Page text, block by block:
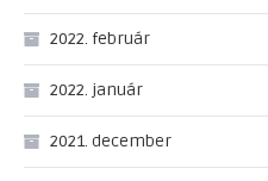
2022. február
2022. január
2021. december